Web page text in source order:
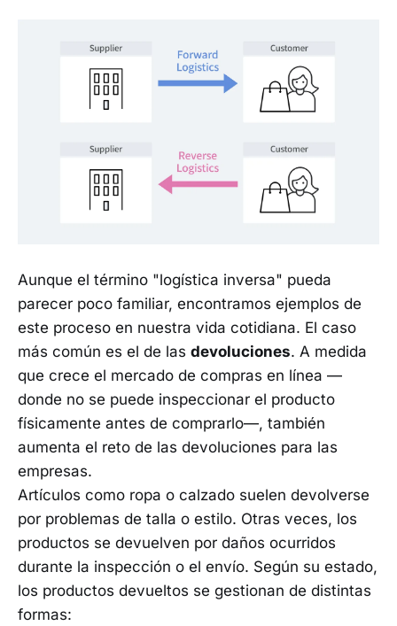
Aunque el término "logística inversa" pueda
parecer poco familiar, encontramos ejemplos de
este proceso en nuestra vida cotidiana. El caso
más común es el de las devoluciones. A medida
que crece el mercado de compras en línea —
donde no se puede inspeccionar el producto
físicamente antes de comprarlo—, también
aumenta el reto de las devoluciones para las
empresas.
Artículos como ropa o calzado suelen devolverse
por problemas de talla o estilo. Otras veces, los
productos se devuelven por daños ocurridos
durante la inspección o el envío. Según su estado,
los productos devueltos se gestionan de distintas
formas: